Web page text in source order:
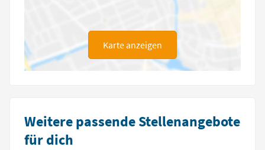
Karte anzeigen
Weitere passende Stellenangebote
für dich